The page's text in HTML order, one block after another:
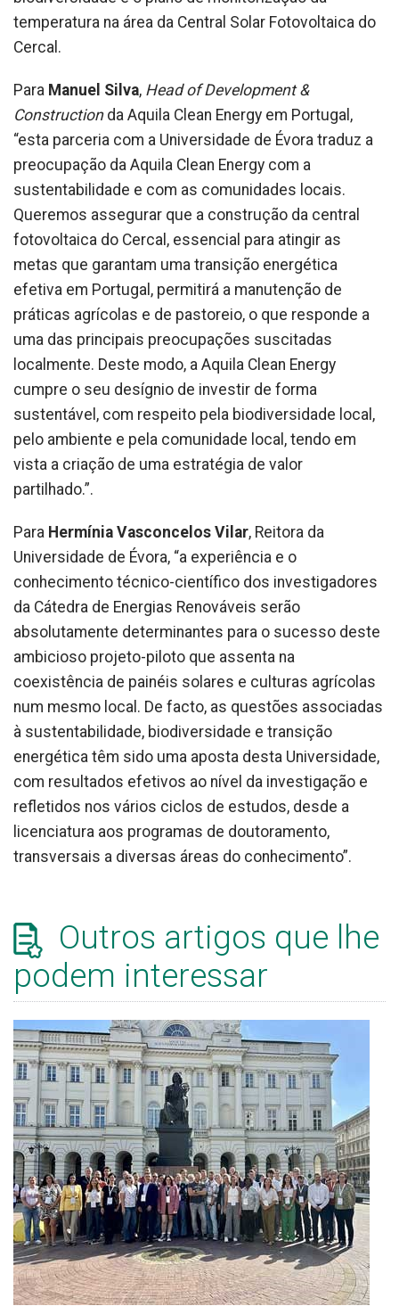
temperatura na área da Central Solar Fotovoltaica do
Cercal.
Para Manuel Silva, Head of Development &
Constructionda Aquila Clean Energy em Portugal,
“esta parceria com a Universidade de Évora traduz a
preocupação da Aquila Clean Energy com a
sustentabilidade e com as comunidades locais.
Queremos assegurar que a construção da central
fotovoltaica do Cercal, essencial para atingir as
metas que garantam uma transição energética
efetiva em Portugal, permitirá a manutenção de
práticas agrícolas e de pastoreio, o que responde a
uma das principais preocupações suscitadas
localmente. Deste modo, a Aquila Clean Energy
cumpre o seu desígnio de investir de forma
sustentável, com respeito pela biodiversidade local,
pelo ambiente e pela comunidade local, tendo em
vista a criação de uma estratégia de valor
partilhado.”.
Para Hermínia Vasconcelos Vilar, Reitora da
Universidade de Évora, “a experiência e o
conhecimento técnico-científico dos investigadores
da Cátedra de Energias Renováveis serão
absolutamente determinantes para o sucesso deste
ambicioso projeto-piloto que assenta na
coexistência de painéis solares e culturas agrícolas
num mesmo local. De facto, as questões associadas
à sustentabilidade, biodiversidade e transição
energética têm sido uma aposta desta Universidade,
com resultados efetivos ao nível da investigação e
refletidos nos vários ciclos de estudos, desde a
licenciatura aos programas de doutoramento,
transversais a diversas áreas do conhecimento”.
Outros artigos que lhe
podem interessar